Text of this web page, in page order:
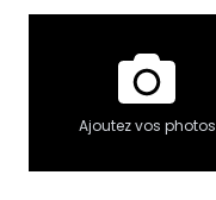
Ajoutez vos photos